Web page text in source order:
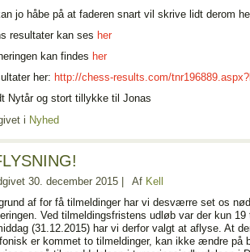
jo håbe på at faderen snart vil skrive lidt derom
resultater kan ses her
kan findes her
her: http://chess-results.com/
Nytår og stort tillykke til Jonas
i Nyhed
30. december 2015 Af Kell
af for få tilmeldinger har vi desværre set os
Ved tilmeldingsfristens udløb var der kun
(31.12.2015) har vi derfor valgt at aflyse. At
er kommet to tilmeldinger, kan ikke ændre på